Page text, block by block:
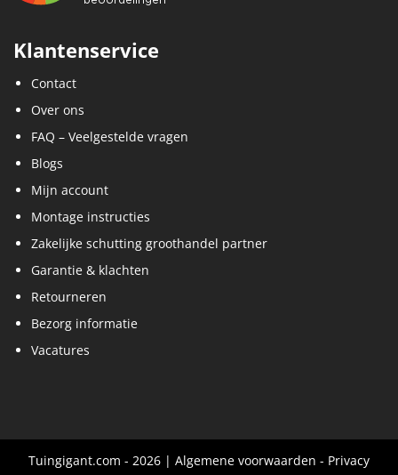
Klantenservice
Contact
Over ons
FAQ – Veelgestelde vragen
Blogs
Mijn account
Montage instructies
Zakelijke schutting groothandel partner
Garantie & klachten
Retourneren
Bezorg informatie
Vacatures
Tuingigant.com - 2026 | Algemene voorwaarden - Privacy